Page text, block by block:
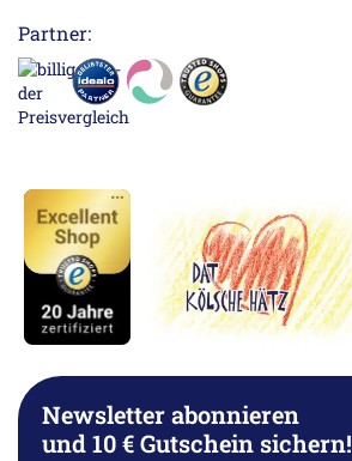
Partner:
Newsletter abonnieren
und 10 € Gutschein sichern!